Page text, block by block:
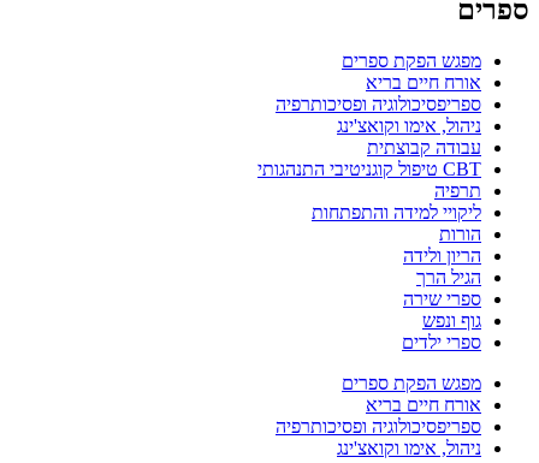
ספרים
מפגש הפקת ספרים
אורח חיים בריא
ספריפסיכולוגיה ופסיכותרפיה
ניהול, אימו וקואצ'ינג
עבודה קבוצתית
CBT טיפול קוגניטיבי התנהגותי
תרפיה
ליקויי למידה והתפתחות
הורות
הריון ולידה
הגיל הרך
ספרי שירה
גוף ונפש
ספרי ילדים
מפגש הפקת ספרים
אורח חיים בריא
ספריפסיכולוגיה ופסיכותרפיה
ניהול, אימו וקואצ'ינג